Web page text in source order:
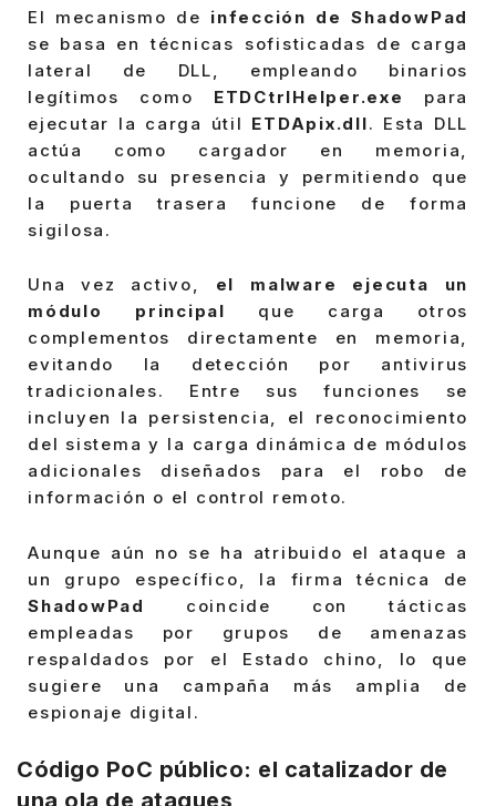
El mecanismo de infección de ShadowPad
se basa en técnicas sofisticadas de carga
lateral de DLL, empleando binarios
legítimos como ETDCtrlHelper.exe
para
ejecutar la carga útil ETDApix.dll. Esta DLL
actúa como cargador en memoria,
ocultando su presencia y permitiendo que
la puerta trasera funcione de forma
sigilosa.
Una vez activo,
el malware ejecuta un
módulo principal que carga otros
complementos directamente en memoria,
evitando la detección por antivirus
tradicionales. Entre sus funciones se
incluyen la persistencia, el reconocimiento
del sistema y la carga dinámica de módulos
adicionales diseñados para el robo de
información o el control remoto.
Aunque aún no se ha atribuido el ataque a
un grupo específico, la firma técnica de
ShadowPad coincide con tácticas
empleadas por grupos de amenazas
respaldados por el Estado chino, lo que
sugiere una campaña más amplia de
espionaje digital.
Código PoC público: el catalizador de